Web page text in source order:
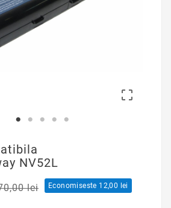

NV52L
lei Economiseste 12,00 lei